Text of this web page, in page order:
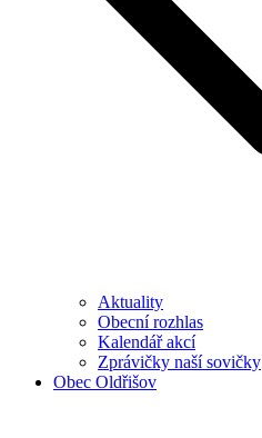
Aktuality
Obecní rozhlas
Kalendář akcí
Zprávičky naší sovičky
Obec Oldřišov